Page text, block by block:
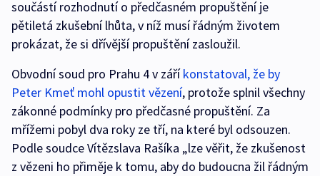
součástí rozhodnutí o předčasném propuštění je
pětiletá zkušební lhůta, v níž musí řádným životem
prokázat, že si dřívější propuštění zasloužil.
Obvodní soud pro Prahu 4 v záříkonstatoval, že by
Peter Kmeť mohl opustit vězení, protože splnil všechny
zákonné podmínky pro předčasné propuštění. Za
mřížemi pobyl dva roky ze tří, na které byl odsouzen.
Podle soudce Vítězslava Rašíka „lze věřit, že zkušenost
z vězeni ho přiměje k tomu, aby do budoucna žil řádným